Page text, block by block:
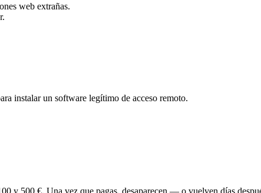
web extrañas.
instalar un software legítimo de acceso remoto.